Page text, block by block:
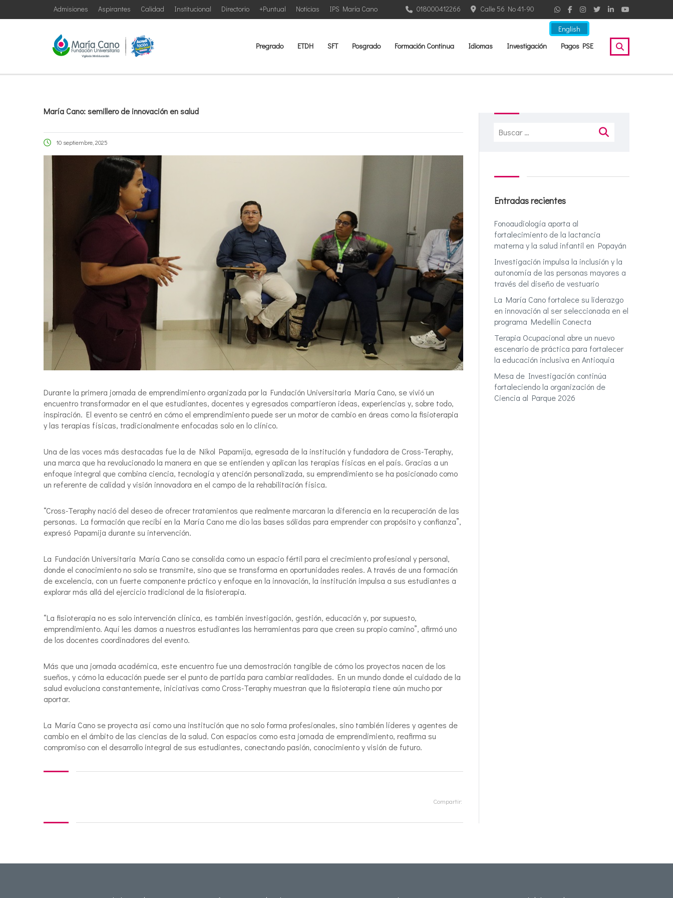
English
IPS María Cano
Noticias
+Puntual
Directorio
Institucional
Calidad
Aspirantes
Admisiones Calle 56 No 41-90
018000412266
Pregrado ETDH SFT Posgrado Formación Continua Idiomas Investigación Pagos PSE
María Cano: semillero de innovación en salud
10 septiembre, 2025
Durante la primera jornada de emprendimiento organizada por la Fundación Universitaria María Cano, se vivió un
encuentro transformador en el que estudiantes, docentes y egresados compartieron ideas, experiencias y, sobre todo,
inspiración. El evento se centró en cómo el emprendimiento puede ser un motor de cambio en áreas como la fisioterapia
y las terapias físicas, tradicionalmente enfocadas solo en lo clínico.
Una de las voces más destacadas fue la de Nikol Papamija, egresada de la institución y fundadora de Cross-Teraphy,
una marca que ha revolucionado la manera en que se entienden y aplican las terapias físicas en el país. Gracias a un
enfoque integral que combina ciencia, tecnología y atención personalizada, su emprendimiento se ha posicionado como
un referente de calidad y visión innovadora en el campo de la rehabilitación física.
“Cross-Teraphy nació del deseo de ofrecer tratamientos que realmente marcaran la diferencia en la recuperación de las
personas. La formación que recibí en la María Cano me dio las bases sólidas para emprender con propósito y confianza”,
expresó Papamija durante su intervención.
La Fundación Universitaria María Cano se consolida como un espacio fértil para el crecimiento profesional y personal,
donde el conocimiento no solo se transmite, sino que se transforma en oportunidades reales. A través de una formación
de excelencia, con un fuerte componente práctico y enfoque en la innovación, la institución impulsa a sus estudiantes a
explorar más allá del ejercicio tradicional de la fisioterapia.
“La fisioterapia no es solo intervención clínica, es también investigación, gestión, educación y, por supuesto,
emprendimiento. Aquí les damos a nuestros estudiantes las herramientas para que creen su propio camino”, afirmó uno
de los docentes coordinadores del evento.
Más que una jornada académica, este encuentro fue una demostración tangible de cómo los proyectos nacen de los
sueños, y cómo la educación puede ser el punto de partida para cambiar realidades. En un mundo donde el cuidado de la
salud evoluciona constantemente, iniciativas como Cross-Teraphy muestran que la fisioterapia tiene aún mucho por
aportar.
La María Cano se proyecta así como una institución que no solo forma profesionales, sino también líderes y agentes de
cambio en el ámbito de las ciencias de la salud. Con espacios como esta jornada de emprendimiento, reafirma su
compromiso con el desarrollo integral de sus estudiantes, conectando pasión, conocimiento y visión de futuro.
Compartir:
Buscar:
Entradas recientes
Fonoaudiología aporta al
fortalecimiento de la lactancia
materna y la salud infantil en Popayán
Investigación impulsa la inclusión y la
autonomía de las personas mayores a
través del diseño de vestuario
La María Cano fortalece su liderazgo
en innovación al ser seleccionada en el
programa Medellín Conecta
Terapia Ocupacional abre un nuevo
escenario de práctica para fortalecer
la educación inclusiva en Antioquia
Mesa de Investigación continúa
fortaleciendo la organización de
Ciencia al Parque 2026